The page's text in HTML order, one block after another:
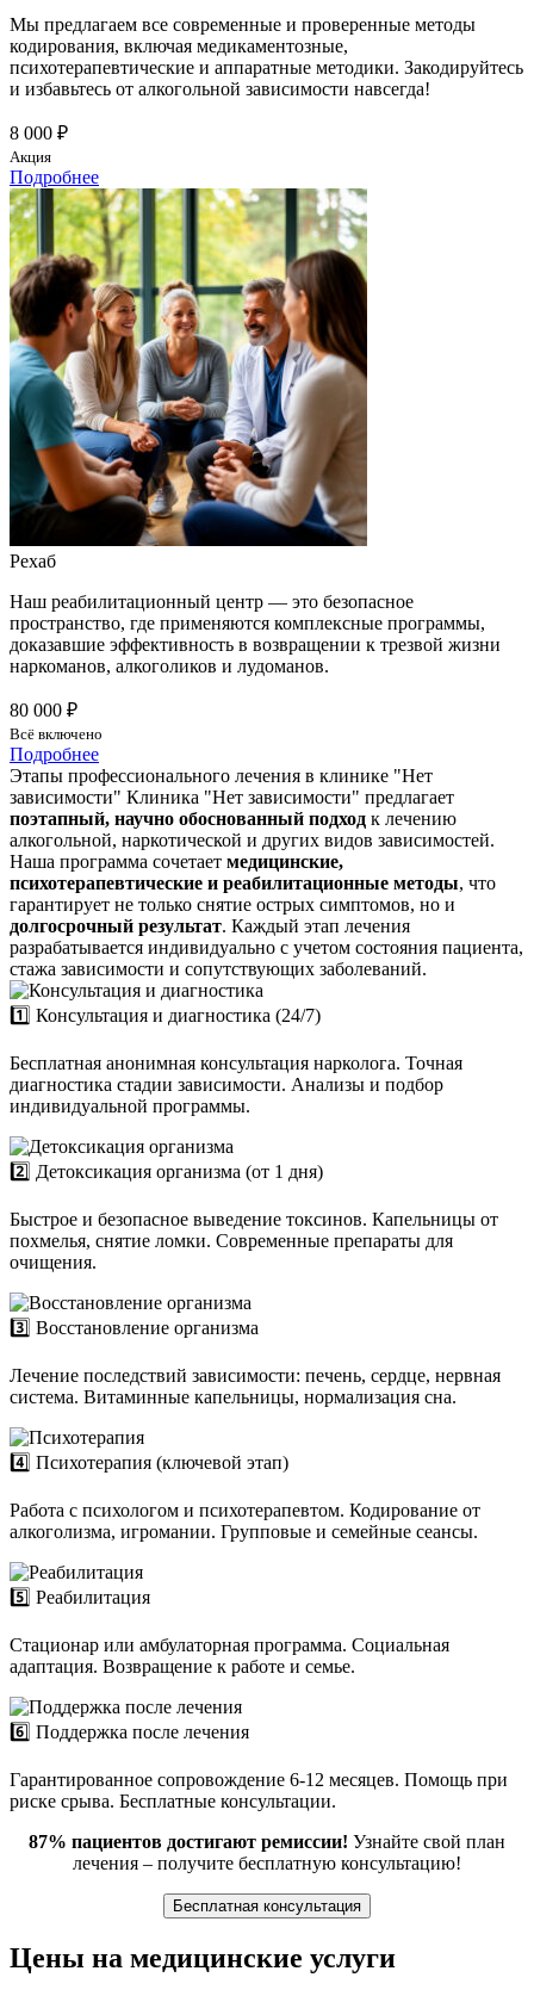
Мы предлагаем все современные и проверенные методы
кодирования, включая медикаментозные,
психотерапевтические и аппаратные методики. Закодируйтесь
и избавьтесь от алкогольной зависимости навсегда!
8 000 ₽
Акция
Подробнее
Рехаб
Наш реабилитационный центр — это безопасное
пространство, где применяются комплексные программы,
доказавшие эффективность в возвращении к трезвой жизни
наркоманов, алкоголиков и лудоманов.
80 000 ₽
Всё включено
Подробнее
Этапы профессионального лечения в клинике "Нет
зависимости" Клиника "Нет зависимости" предлагает
поэтапный, научно обоснованный подход к лечению
алкогольной, наркотической и других видов зависимостей.
Наша программа сочетает медицинские,
психотерапевтические и реабилитационные методы, что
гарантирует не только снятие острых симптомов, но и
долгосрочный результат. Каждый этап лечения
разрабатывается индивидуально с учетом состояния пациента,
стажа зависимости и сопутствующих заболеваний.
1️⃣ Консультация и диагностика (24/7)
Бесплатная анонимная консультация нарколога. Точная
диагностика стадии зависимости. Анализы и подбор
индивидуальной программы.
2️⃣ Детоксикация организма (от 1 дня)
Быстрое и безопасное выведение токсинов. Капельницы от
похмелья, снятие ломки. Современные препараты для
очищения.
3️⃣ Восстановление организма
Лечение последствий зависимости: печень, сердце, нервная
система. Витаминные капельницы, нормализация сна.
4️⃣ Психотерапия (ключевой этап)
Работа с психологом и психотерапевтом. Кодирование от
алкоголизма, игромании. Групповые и семейные сеансы.
5️⃣ Реабилитация
Стационар или амбулаторная программа. Социальная
адаптация. Возвращение к работе и семье.
6️⃣ Поддержка после лечения
Гарантированное сопровождение 6-12 месяцев. Помощь при
риске срыва. Бесплатные консультации.
87% пациентов достигают ремиссии! Узнайте свой план
лечения – получите бесплатную консультацию!
Бесплатная консультация
Цены на медицинские услуги